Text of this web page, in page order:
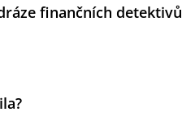
finančních